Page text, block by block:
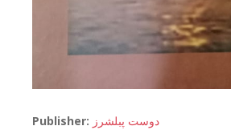
Publisher: دوست پبلشرز